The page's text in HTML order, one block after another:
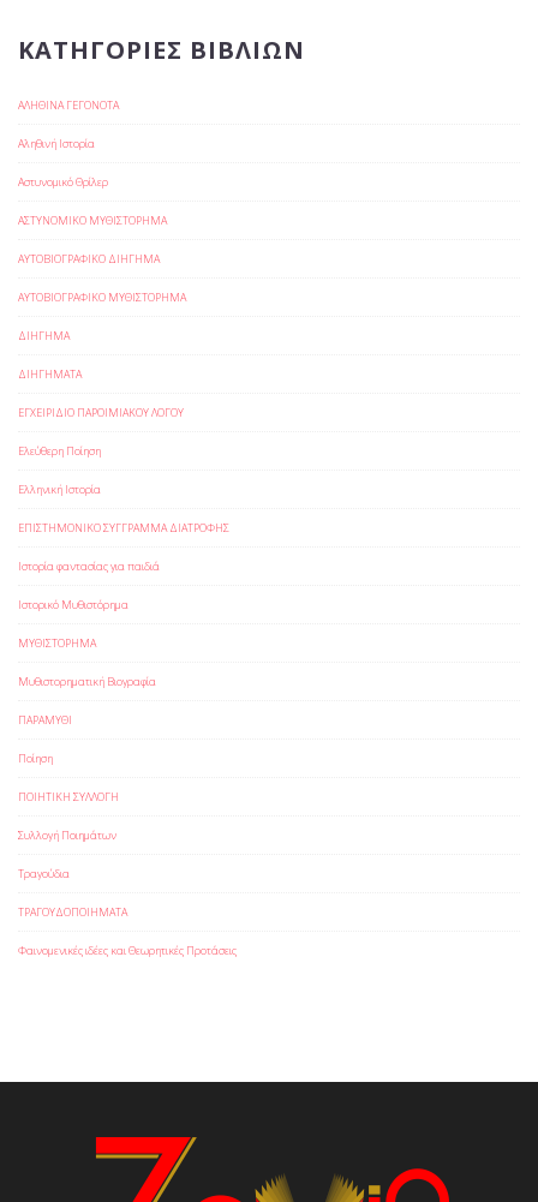
ΚΑΤΗΓΟΡΊΕΣ ΒΙΒΛΊΩΝ
ΑΛΗΘΙΝΑ ΓΕΓΟΝΟΤΑ
Αληθινή Ιστορία
Αστυνομικό Θρίλερ
ΑΣΤΥΝΟΜΙΚΟ ΜΥΘΙΣΤΟΡΗΜΑ
ΑΥΤΟΒΙΟΓΡΑΦΙΚΟ ΔΙΗΓΗΜΑ
ΑΥΤΟΒΙΟΓΡΑΦΙΚΟ ΜΥΘΙΣΤΟΡΗΜΑ
ΔΙΗΓΗΜΑ
ΔΙΗΓΗΜΑΤΑ
ΕΓΧΕΙΡΙΔΙΟ ΠΑΡΟΙΜΙΑΚΟΥ ΛΟΓΟΥ
Ελεύθερη Ποίηση
Ελληνική Ιστορία
ΕΠΙΣΤΗΜΟΝΙΚΟ ΣΥΓΓΡΑΜΜΑ ΔΙΑΤΡΟΦΗΣ
Ιστορία φαντασίας για παιδιά
Ιστορικό Μυθιστόρημα
ΜΥΘΙΣΤΟΡΗΜΑ
Μυθιστορηματική Βιογραφία
ΠΑΡΑΜΥΘΙ
Ποίηση
ΠΟΙΗΤΙΚΗ ΣΥΛΛΟΓΗ
Συλλογή Ποιημάτων
Τραγούδια
ΤΡΑΓΟΥΔΟΠΟΙΗΜΑΤΑ
Φαινομενικές ιδέες και Θεωρητικές Προτάσεις